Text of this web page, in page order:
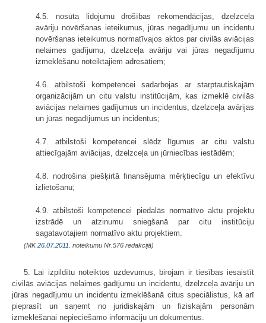
4.5. nosūta lidojumu drošības rekomendācijas, dzelzceļa
avāriju novēršanas ieteikumus, jūras negadījumu un incidentu
novēršanas ieteikumus normatīvajos aktos par civilās aviācijas
nelaimes gadījumu, dzelzceļa avāriju vai jūras negadījumu
izmeklēšanu noteiktajiem adresātiem;
4.6. atbilstoši kompetencei sadarbojas ar starptautiskajām
organizācijām un citu valstu institūcijām, kas izmeklē civilās
aviācijas nelaimes gadījumus un incidentus, dzelzceļa avārijas
un jūras negadījumus un incidentus;
4.7. atbilstoši kompetencei slēdz līgumus ar citu valstu
attiecīgajām aviācijas, dzelzceļa un jūrniecības iestādēm;
4.8. nodrošina piešķirtā finansējuma mērķtiecīgu un efektīvu
izlietošanu;
4.9. atbilstoši kompetencei piedalās normatīvo aktu projektu
izstrādē un atzinumu sniegšanā par citu institūciju
sagatavotajiem normatīvo aktu projektiem.
(MK26.07.2011. noteikumu Nr.576 redakcijā)
5. Lai izpildītu noteiktos uzdevumus, birojam ir tiesības iesaistīt
civilās aviācijas nelaimes gadījumu un incidentu, dzelzceļa avāriju un
jūras negadījumu un incidentu izmeklēšanā citus speciālistus, kā arī
pieprasīt un saņemt no juridiskajām un fiziskajām personām
izmeklēšanai nepieciešamo informāciju un dokumentus.